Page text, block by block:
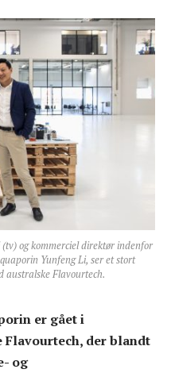
og kommerciel direktør indenfor
Yunfeng Li, ser et stort
australske Flavourtech.
er gået i
Flavourtech, der blandt
og